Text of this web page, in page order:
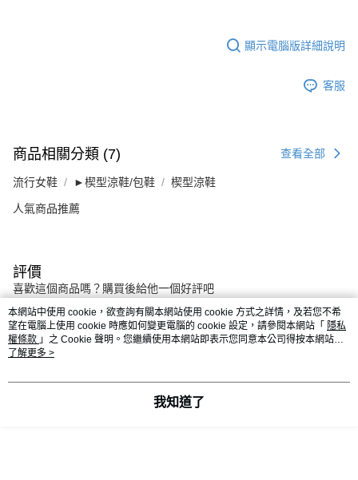
顯示電腦版詳細說明
客服
商品相關分類 (7) 查看全部
流行女鞋 ►楔型涼鞋/包鞋 楔型涼鞋
人氣商品推薦
評價
喜歡這個商品嗎？購買後給他一個好評吧
本分類熱銷全站排行
本網站中使用 cookie，欲查詢有關本網站使用 cookie 方式之詳情，及若您不希
望在電腦上使用 cookie 時應如何變更電腦的 cookie 設定，請參閱本網站「 隱私
權條款 」之 Cookie 聲明。您繼續使用本網站即表示您同意本公司得按本網站使
用條款之 Cookie 聲明使用 cookie。
了解更多 >
我知道了